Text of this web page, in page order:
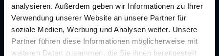
analysieren. Außerdem geben wir Informationen zu Ihrer
Verwendung unserer Website an unsere Partner für
soziale Medien, Werbung und Analysen weiter. Unsere
Partner führen diese Informationen möglicherweise mit
weiteren Daten zusammen, die Sie ihnen bereitgestellt